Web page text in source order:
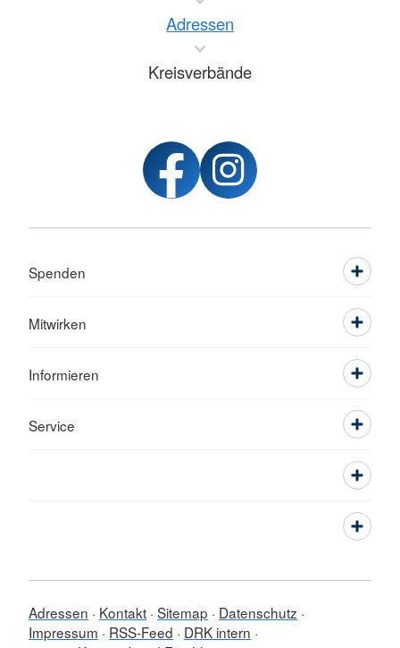
Adressen
Kreisverbände
Spenden
Mitwirken
Informieren
Service
Adressen Kontakt Sitemap
Datenschutz
Impressum
RSS-Feed
DRK intern